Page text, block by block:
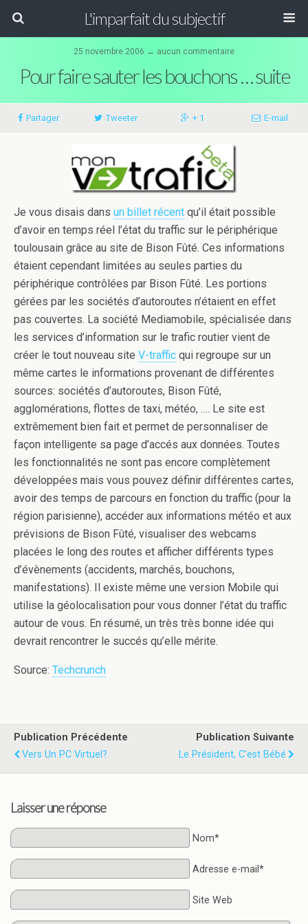
L'imparfait du subjectif
25 novembre 2006 ↔ aucun commentaire
Pour faire sauter les bouchons … suite
Partager Tweeter + 1 E-mail
Je vous disais dans un billet récent qu’il était possible
d’avoir en temps réel l’état du traffic sur le périphérique
toulousain grâce au site de Bison Fûté. Ces informations
étaient cependant limitées au seules parties du
périphérique contrôlées par Bison Fûté. Les portions
gérées par les sociétés d’autoroutes n’étaient en effet
pas couvertes. La société Mediamobile, spécialisée dans
les services d’information sur le trafic routier vient de
créer le tout nouveau site V-traffic qui regroupe sur un
même cartes le informations provenant de différentes
sources: sociétés d’autoroutes, Bison Fûté,
agglomérations, flottes de taxi, météo, …. Le site est
extrêmement bien fait et permet de personnaliser de
façon intelligente sa page d’accés aux données. Toutes
les fonctionnalités ne sont pas encore complètement
développées mais vous pouvez définir différentes cartes,
avoir des temps de parcours en fonction du traffic (pour la
région parisienne), accéder aux informations météo et aux
prévisions de Bison Fûté, visualiser des webcams
placées le long des routes et afficher différents types
d’évènements (accidents, marchés, bouchons,
manifestations). Il existe même une version Mobile qui
utilise la géolocalisation pour vous donner l’état du traffic
autour de vous. En résumé, un très très bonne idée qui
devrait rencontrer le succés qu’elle mérite.
Source: Techcrunch
Publication Précédente
Vers Un PC Virtuel?
Publication Suivante
Le Président, C'est Bébé
Laisser une réponse
Nom*
Adresse e-mail*
Site Web